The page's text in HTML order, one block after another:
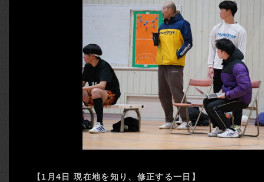
【1月4日 現在地を知り、修正する一日】